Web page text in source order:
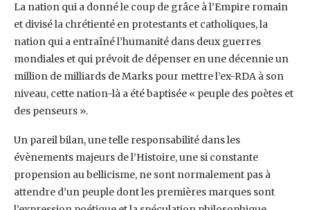
La nation qui a donné le coup de grâce à l’Empire romain
et divisé la chrétienté en protestants et catholiques, la
nation qui a entraîné l’humanité dans deux guerres
mondiales et qui prévoit de dépenser en une décennie un
million de milliards de Marks pour mettre l’ex-RDA à son
niveau, cette nation-là a été baptisée « peuple des poètes et
des penseurs ».
Un pareil bilan, une telle responsabilité dans les
évènements majeurs de l’Histoire, une si constante
propension au bellicisme, ne sont normalement pas à
attendre d’un peuple dont les premières marques sont